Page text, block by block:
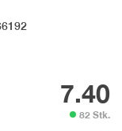
7.40
82 Stk.